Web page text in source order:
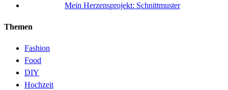
Mein Herzensprojekt: Schnittmuster
Themen
Fashion
Food
DIY
Hochzeit